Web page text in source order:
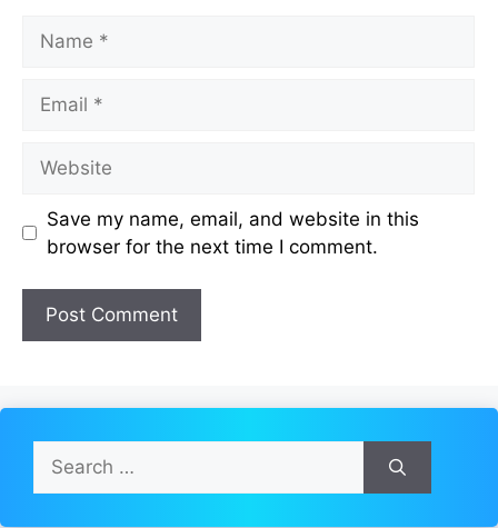
Save my name, email, and website in this
browser for the next time I comment.
Search
for: